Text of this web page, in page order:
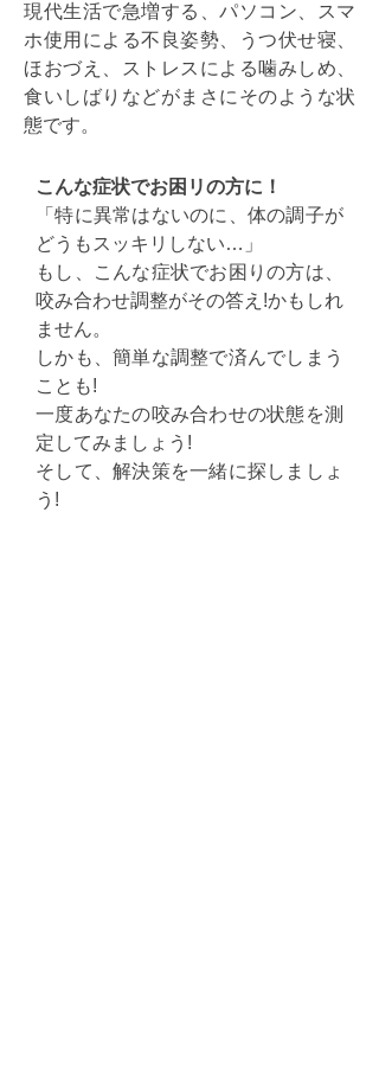
現代生活で急増する、パソコン、スマ
ホ使用による不良姿勢、うつ伏せ寝、
ほおづえ、ストレスによる噛みしめ、
食いしばりなどがまさにそのような状
態です。
こんな症状でお困リの方に！
「特に異常はないのに、体の調子が
どうもスッキリしない…」
もし、こんな症状でお困りの方は、
咬み合わせ調整がその答え!かもしれ
ません。
しかも、簡単な調整で済んでしまう
ことも!
一度あなたの咬み合わせの状態を測
定してみましょう!
そして、解決策を一緒に探しましょ
う!